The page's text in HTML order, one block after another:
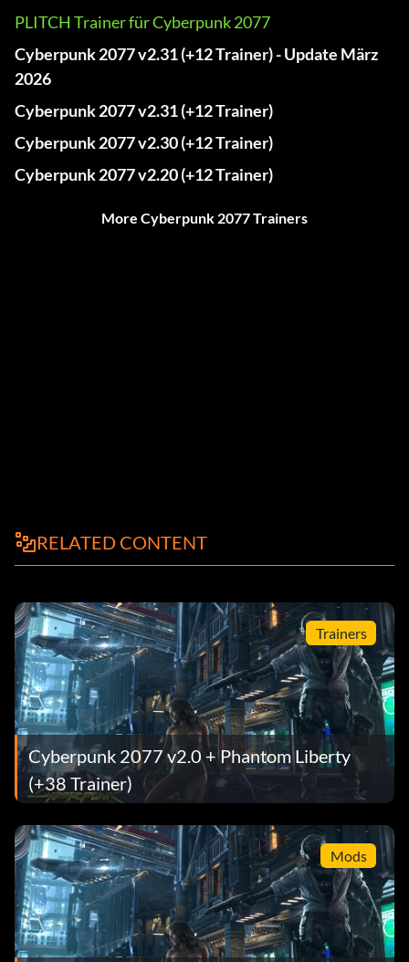
PLITCH Trainer für Cyberpunk 2077
Cyberpunk 2077 v2.31 (+12 Trainer) - Update März
2026
Cyberpunk 2077 v2.31 (+12 Trainer)
Cyberpunk 2077 v2.30 (+12 Trainer)
Cyberpunk 2077 v2.20 (+12 Trainer)
More Cyberpunk 2077 Trainers
RELATED CONTENT
Trainers
Cyberpunk 2077 v2.0 + Phantom Liberty
(+38 Trainer)
Mods